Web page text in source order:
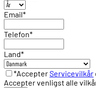
Email*
Telefon*
Land*
*AccepterServicevilkår
Accepter venligst alle